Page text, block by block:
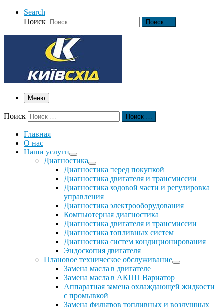
Search
Поиск
Поиск …
Меню
Поиск Поиск …
Главная
О нас
Наши услуги
Диагностика
Диагностика перед покупкой
Диагностика двигателя и трансмиссии
Диагностика ходовой части и регулировка
управления
Диагностика электрооборудования
Компьютерная диагностика
Диагностика двигателя и трансмиссии
Диагностика топливных систем
Диагностика систем кондиционирования
Эндоскопия двигателя
Плановое техническое обслуживание
Замена масла в двигателе
Замена масла в АКПП Вариатор
Аппаратная замена охлаждающей жидкости
с промывкой
Замена фильтров топливных и воздушных